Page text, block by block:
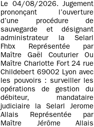
Le 04/08/2026. Jugement
prononçant l’ouverture
d’une procédure de
sauvegarde et désignant
administrateur la Selarl
Fhbx Représentée par
Maître Gaël Couturier Ou
Maître Charlotte Fort 24 rue
Childebert 69002 Lyon avec
les pouvoirs : surveiller les
opérations de gestion du
débiteur, mandataire
judiciaire la Selarl Jerome
Allais Représentée par
Maître Jérôme Allais